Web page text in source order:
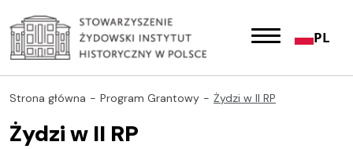
PL
Strona główna Program Grantowy Żydzi w II RP
Żydzi w II RP